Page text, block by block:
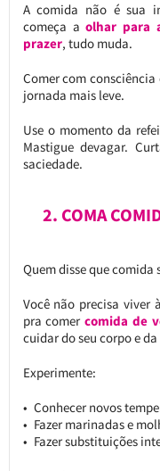
A comida não é sua
começa aolhar para
prazer, tudo muda.
Comer com
jornada mais leve.
Use o momento da
Mastigue devagar.
saciedade.
2. COMA
Quem disse que
Você não precisa viver
pra comercomida de
cuidar do seu corpo e da
Experimente:
Conhecer novos
Fazer marinadas e
Fazer substituições